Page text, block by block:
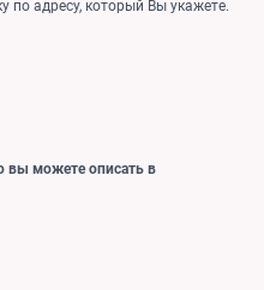
по адресу, который Вы укажете.
вы можете описать в